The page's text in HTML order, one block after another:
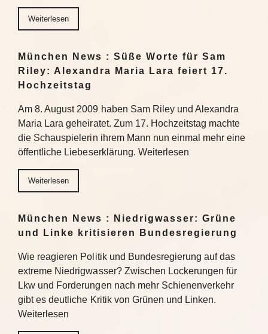
Weiterlesen
München News : Süße Worte für Sam
Riley: Alexandra Maria Lara feiert 17.
Hochzeitstag
Am 8. August 2009 haben Sam Riley und Alexandra
Maria Lara geheiratet. Zum 17. Hochzeitstag machte
die Schauspielerin ihrem Mann nun einmal mehr eine
öffentliche Liebeserklärung. Weiterlesen
Weiterlesen
München News : Niedrigwasser: Grüne
und Linke kritisieren Bundesregierung
Wie reagieren Politik und Bundesregierung auf das
extreme Niedrigwasser? Zwischen Lockerungen für
Lkw und Forderungen nach mehr Schienenverkehr
gibt es deutliche Kritik von Grünen und Linken.
Weiterlesen